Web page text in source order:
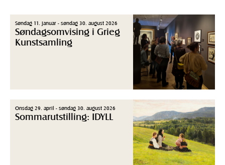
Søndag 11. januar - søndag 30. august 2026
Søndagsomvising i Grieg
Kunstsamling
Onsdag 29. april - søndag 30. august 2026
Sommarutstilling: IDYLL